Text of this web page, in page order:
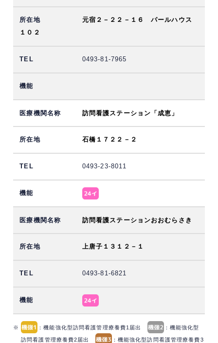
元宿２－２２－１６ パールハウス
１０２
0493-81-7965
訪問看護ステーション「成恵」
石橋１７２２－２
0493-23-8011
訪問看護ステーションおおむらさき
上唐子１３１２－１
0493-81-6821
※ ：機能強化型訪問看護管理療養費1届出 ：機能強化型
訪問看護管理療養費2届出 ：機能強化型訪問看護管理療養費3